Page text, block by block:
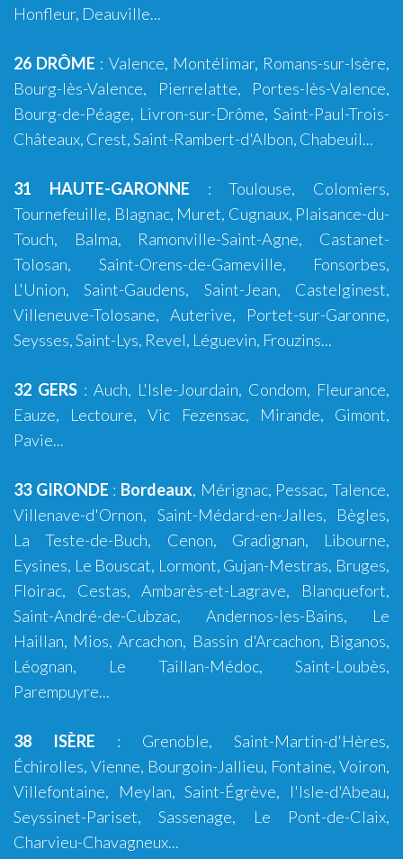
Honfleur, Deauville...
26 DRÔME : Valence, Montélimar, Romans-sur-Isère,
Bourg-lès-Valence, Pierrelatte, Portes-lès-Valence,
Bourg-de-Péage, Livron-sur-Drôme, Saint-Paul-Trois-
Châteaux, Crest,Saint-Rambert-d'Albon, Chabeuil...
31 HAUTE-GARONNE :Toulouse, Colomiers,
Tournefeuille, Blagnac, Muret, Cugnaux, Plaisance-du-
Touch, Balma, Ramonville-Saint-Agne, Castanet-
Tolosan, Saint-Orens-de-Gameville, Fonsorbes,
L'Union,Saint-Gaudens, Saint-Jean, Castelginest,
Villeneuve-Tolosane, Auterive, Portet-sur-Garonne,
Seysses, Saint-Lys, Revel, Léguevin, Frouzins...
32 GERS : Auch, L'Isle-Jourdain, Condom, Fleurance,
Eauze, Lectoure, Vic Fezensac, Mirande, Gimont,
Pavie...
33 GIRONDE : Bordeaux, Mérignac, Pessac,Talence,
Villenave-d'Ornon, Saint-Médard-en-Jalles, Bègles,
La Teste-de-Buch, Cenon, Gradignan, Libourne,
Eysines, Le Bouscat, Lormont, Gujan-Mestras, Bruges,
Floirac, Cestas,Ambarès-et-Lagrave, Blanquefort,
Saint-André-de-Cubzac, Andernos-les-Bains, Le
Haillan, Mios,Arcachon, Bassin d'Arcachon, Biganos,
Léognan, Le Taillan-Médoc, Saint-Loubès,
Parempuyre...
38 ISÈRE : Grenoble, Saint-Martin-d'Hères,
Échirolles, Vienne, Bourgoin-Jallieu, Fontaine, Voiron,
Villefontaine, Meylan, Saint-Égrève, l'Isle-d'Abeau,
Seyssinet-Pariset, Sassenage, Le Pont-de-Claix,
Charvieu-Chavagneux...